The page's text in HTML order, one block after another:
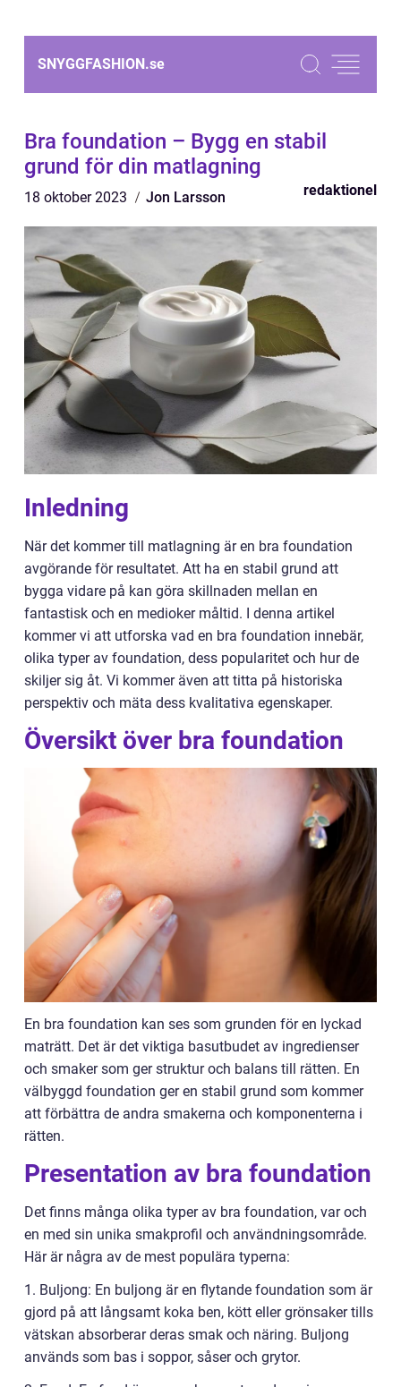
SNYGGFASHION.se
Bra foundation – Bygg en stabil
grund för din matlagning
18 oktober 2023 Jon Larsson redaktionel
Inledning
När det kommer till matlagning är en bra foundation
avgörande för resultatet. Att ha en stabil grund att
bygga vidare på kan göra skillnaden mellan en
fantastisk och en medioker måltid. I denna artikel
kommer vi att utforska vad en bra foundation innebär,
olika typer av foundation, dess popularitet och hur de
skiljer sig åt. Vi kommer även att titta på historiska
perspektiv och mäta dess kvalitativa egenskaper.
Översikt över bra foundation
En bra foundation kan ses som grunden för en lyckad
maträtt. Det är det viktiga basutbudet av ingredienser
och smaker som ger struktur och balans till rätten. En
välbyggd foundation ger en stabil grund som kommer
att förbättra de andra smakerna och komponenterna i
rätten.
Presentation av bra foundation
Det finns många olika typer av bra foundation, var och
en med sin unika smakprofil och användningsområde.
Här är några av de mest populära typerna:
1. Buljong: En buljong är en flytande foundation som är
gjord på att långsamt koka ben, kött eller grönsaker tills
vätskan absorberar deras smak och näring. Buljong
används som bas i soppor, såser och grytor.